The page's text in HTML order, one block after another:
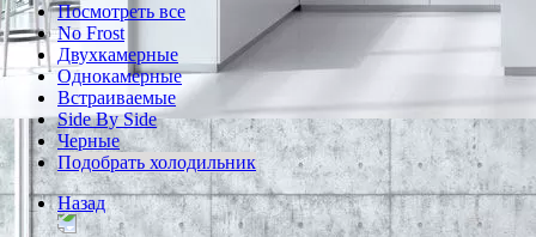
Посмотреть все
No Frost
Двухкамерные
Однокамерные
Встраиваемые
Side By Side
Черные
Подобрать холодильник
Назад